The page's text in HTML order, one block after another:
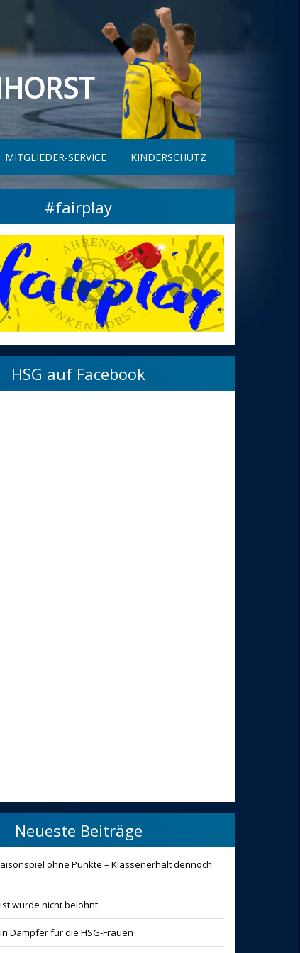
MITGLIEDER-SERVICE KINDERSCHUTZ
#fairplay
HSG auf Facebook
Neueste Beiträge
ohne Punkte – Klassenerhalt dennoch
wurde nicht belohnt
Dämpfer für die HSG-Frauen